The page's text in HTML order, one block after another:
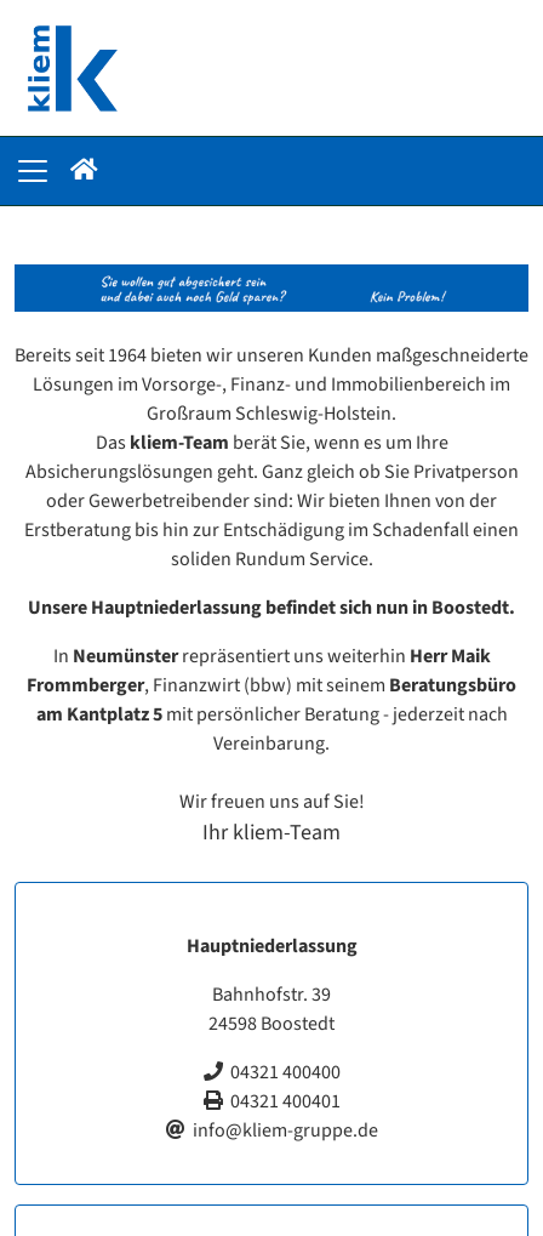
Bereits seit 1964 bieten wir unseren Kunden maßgeschneiderte
Lösungen im Vorsorge-, Finanz- und Immobilienbereich im
Großraum Schleswig-Holstein.
Daskliem-Team berät Sie, wenn es um Ihre
Absicherungslösungen geht. Ganz gleich ob Sie Privatperson
oder Gewerbetreibender sind: Wir bieten Ihnen von der
Erstberatung bis hin zur Entschädigung im Schadenfall einen
soliden Rundum Service.
Unsere Hauptniederlassung befindet sich nun in Boostedt.
In Neumünsterrepräsentiert uns weiterhin Herr Maik
Frommberger, Finanzwirt (bbw) mit seinem Beratungsbüro
am Kantplatz 5mit persönlicher Beratung - jederzeit nach
Vereinbarung.
Wir freuen uns auf Sie!
Ihr kliem-Team
Hauptniederlassung
Bahnhofstr. 39
24598 Boostedt
04321 400400
04321 400401
info@kliem-gruppe.de